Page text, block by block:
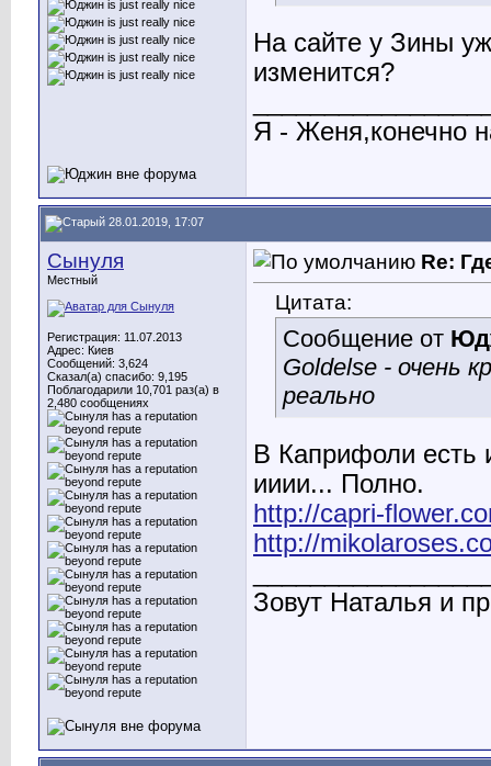
На сайте у Зины
изменится?
Я - Женя,конечно
28.01.2019, 17:07
Сынуля
Местный
Регистрация: 11.07.2013
Адрес: Киев
Сообщений: 3,624
Сказал(а) спасибо: 9,195
Поблагодарили 10,701 раз(а) в
2,480 сообщениях
Re:
Цитата:
Сообщение от
Goldelse - очень
реально
В Каприфоли есть
ииии... Полно.
http://capri-
http://
Зовут Наталья и